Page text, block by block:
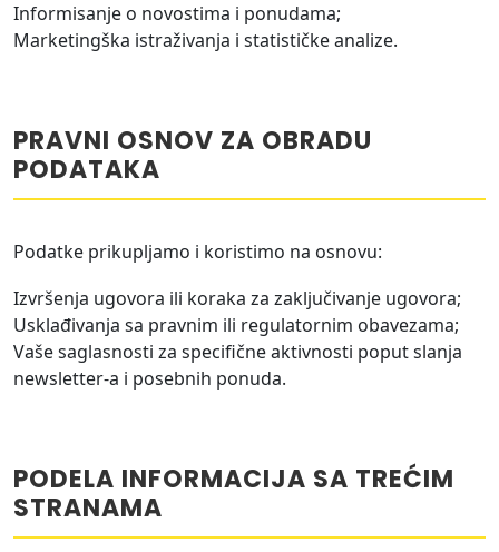
Informisanje o novostima i ponudama;
Marketingška istraživanja i statističke analize.
PRAVNI OSNOV ZA OBRADU
PODATAKA
Podatke prikupljamo i koristimo na osnovu:
Izvršenja ugovora ili koraka za zaključivanje ugovora;
Usklađivanja sa pravnim ili regulatornim obavezama;
Vaše saglasnosti za specifične aktivnosti poput slanja
newsletter-a i posebnih ponuda.
PODELA INFORMACIJA SA TREĆIM
STRANAMA